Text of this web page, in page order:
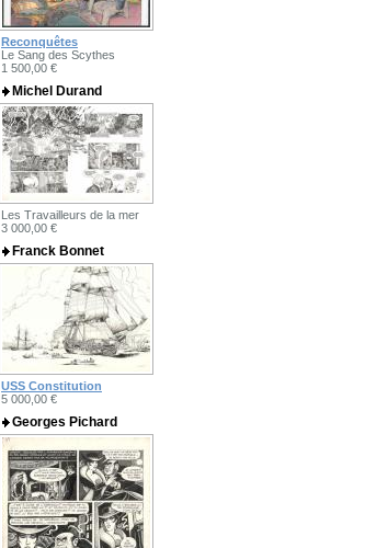
Reconquêtes
Le Sang des Scythes
1 500,00 €
Michel Durand
Les Travailleurs de la mer
3 000,00 €
Franck Bonnet
USS Constitution
5 000,00 €
Georges Pichard